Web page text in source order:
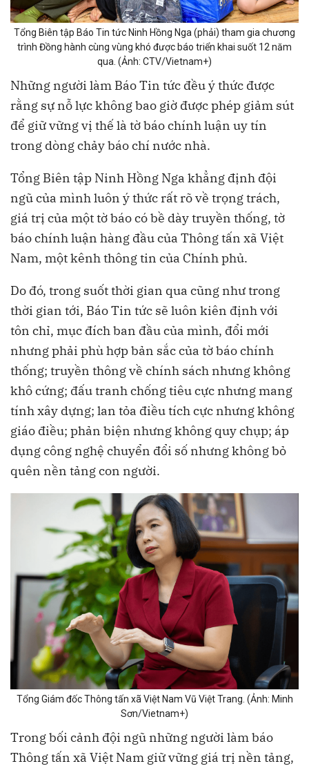
Tổng Biên tập Báo Tin tức Ninh Hồng Nga (phải) tham gia chương
trình Đồng hành cùng vùng khó được báo triển khai suốt 12 năm
qua. (Ảnh: CTV/Vietnam+)
Những người làm Báo Tin tức đều ý thức được
rằng sự nỗ lực không bao giờ được phép giảm sút
để giữ vững vị thế là tờ báo chính luận uy tín
trong dòng chảy báo chí nước nhà.
Tổng Biên tập Ninh Hồng Nga khẳng định đội
ngũ của mình luôn ý thức rất rõ về trọng trách,
giá trị của một tờ báo có bề dày truyền thống, tờ
báo chính luận hàng đầu của Thông tấn xã Việt
Nam, một kênh thông tin của Chính phủ.
Do đó, trong suốt thời gian qua cũng như trong
thời gian tới, Báo Tin tức sẽ luôn kiên định với
tôn chỉ, mục đích ban đầu của mình, đổi mới
nhưng phải phù hợp bản sắc của tờ báo chính
thống; truyền thông về chính sách nhưng không
khô cứng; đấu tranh chống tiêu cực nhưng mang
tính xây dựng; lan tỏa điều tích cực nhưng không
giáo điều; phản biện nhưng không quy chụp; áp
dụng công nghệ chuyển đổi số nhưng không bỏ
quên nền tảng con người.
Tổng Giám đốc Thông tấn xã Việt Nam Vũ Việt Trang. (Ảnh: Minh
Sơn/Vietnam+)
Trong bối cảnh đội ngũ những người làm báo
Thông tấn xã Việt Nam giữ vững giá trị nền tảng,